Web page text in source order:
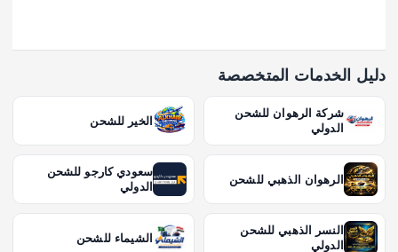
دليل الخدمات المتخصصة
شركة الرهوان للشحن
الدولي
الخير للشحن
الرهوان الذهبي للشحن
سعودي كارجو للشحن
الدولي
النسر الذهبي للشحن
الدولي
الشيماء للشحن